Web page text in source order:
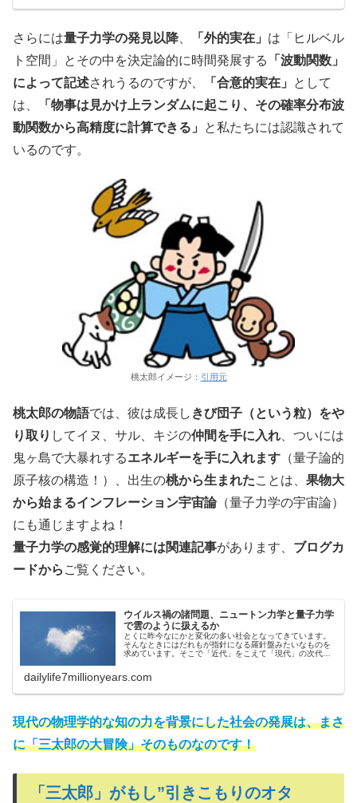
さらには量子力学の発見以降 「外的実在」 は「ヒルベル
ト空間」とその中を決定論的に時間発展する
「波動関数」
によって記述されうるのですが、 「合意的実在」
として
は、
「物事は見かけ上ランダムに起こり、その確率分布波
動関数から高精度に計算できる」
と私たちには認識されて
いるのです。
桃太郎イメージ： 引用元
桃太郎の物語では、彼は成長し きび団子（という粒）をや
り取り してイヌ、サル、キジの仲間を手に入れ、ついには
鬼ヶ島で大暴れするエネルギーを手に入れます （量子論的
原子核の構造！）、出生の桃から生まれたことは、 果物大
から始まるインフレーション宇宙論（量子力学の宇宙論）
にも通じますよね！
量子力学の感覚的理解には関連記事があります、 ブログカ
ードから ご覧ください。
ウイルス禍の諸問題、ニュートン力学と量子力学
で雲のように扱えるか
とくに昨今なにかと変化の多い社会となってきています。
そんなときにはだれもが指針になる羅針盤みたいなものを
求めています。そこで「近代」をこえて「現代」の次代の
dailylife7millionyears.com
現代の物理学的な知の力を背景にした社会の発展は、まさ
に「三太郎の大冒険」そのものなのです！
「三太郎」がもし”引きこもりのオタ